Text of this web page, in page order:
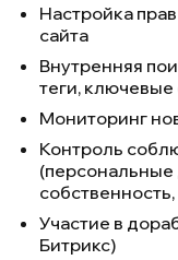
Настройка
сайта
Внутренняя
теги, ключевые
Мониторинг
Контроль
(персональные
Участие в
Битрикс)